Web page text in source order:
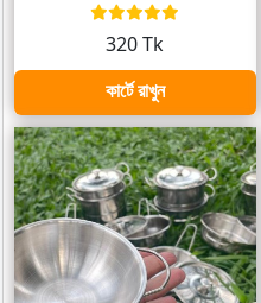
320 Tk
কার্টে রাখুন